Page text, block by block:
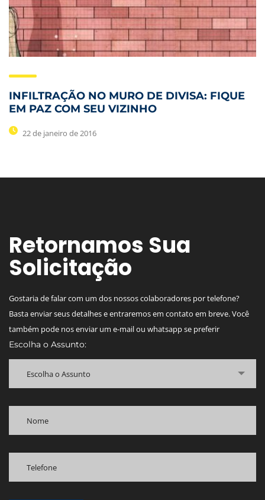
INFILTRAÇÃO NO MURO DE DIVISA: FIQUE
EM PAZ COM SEU VIZINHO
22 de janeiro de 2016
Retornamos Sua
Solicitação
Gostaria de falar com um dos nossos colaboradores por telefone?
Basta enviar seus detalhes e entraremos em contato em breve. Você
também pode nos enviar um e-mail ou whatsapp se preferir
Escolha o Assunto:
Escolha o Assunto